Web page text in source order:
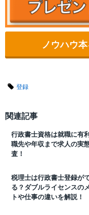
ノウハウ
登録
関連記事
行政書士資格は就職に有
職先や年収まで求人の実
査！
税理士は行政書士登録が
る？ダブルライセンスの
トや仕事の違いを解説！